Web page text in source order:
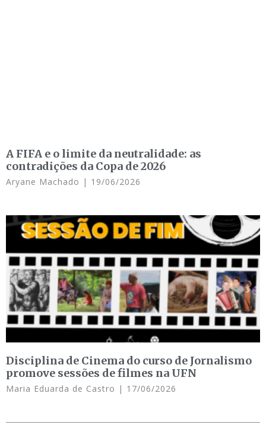
A FIFA e o limite da neutralidade: as
contradições da Copa de 2026
Aryane Machado 19/06/2026
Disciplina de Cinema do curso de Jornalismo
promove sessões de filmes na UFN
Maria Eduarda de Castro 17/06/2026